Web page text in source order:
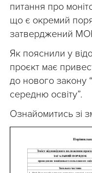
питання про
що є окремий
затверджений
Як пояснили у
проєкт має
до нового закону
середню освіту”.
Ознайомитись зі